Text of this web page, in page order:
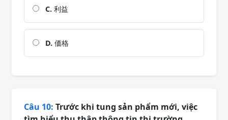
C. 利益
D. 価格
Câu 10: Trước khi tung sản phẩm mới, việc